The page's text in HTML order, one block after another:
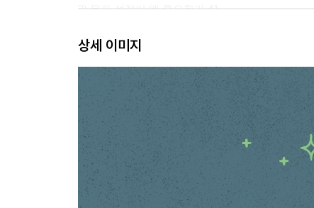
2) 목표 설정이 왜 중요한가 41
4) 계획표를 만들자 49
5) 용기 있게 시작하자 52
6) 기록을 습관화하자 55
7) 지식과 지혜는 패키지 상품이다 59
3. 게으른 사람은 아무것도 변화시키지 못한다
1) 계획대로 움직이자 66
2) 피드백의 중요성 70
상세 이미지